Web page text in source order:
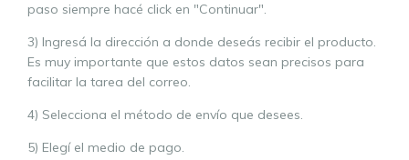
paso siempre hacé click en "Continuar".
3) Ingresá la dirección a donde deseás recibir el producto.
Es muy importante que estos datos sean precisos para
facilitar la tarea del correo.
4) Selecciona el método de envío que desees.
5) Elegí el medio de pago.